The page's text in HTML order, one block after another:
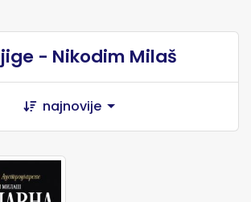
- Nikodim Milaš
najnovije